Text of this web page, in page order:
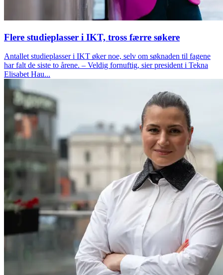
Flere studieplasser i IKT, tross færre søkere
Antallet studieplasser i IKT øker noe, selv om søknaden til fagene
har falt de siste to årene. – Veldig fornuftig, sier president i Tekna
Elisabet Hau...